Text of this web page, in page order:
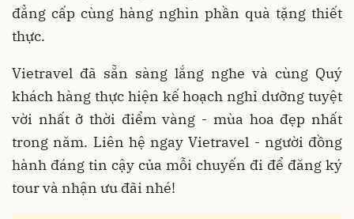
đẳng cấp cùng hàng nghìn phần quà tặng thiết
thực.
Vietravel đã sẵn sàng lắng nghe và cùng Quý
khách hàng thực hiện kế hoạch nghỉ dưỡng tuyệt
vời nhất ở thời điểm vàng - mùa hoa đẹp nhất
trong năm. Liên hệ ngay Vietravel - người đồng
hành đáng tin cậy của mỗi chuyến đi để đăng ký
tour và nhận ưu đãi nhé!